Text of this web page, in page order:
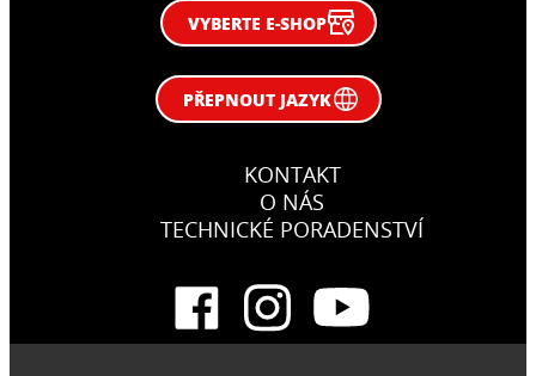
VYBERTE E-SHOP
PŘEPNOUT JAZYK
KONTAKT
O NÁS
TECHNICKÉ PORADENSTVÍ